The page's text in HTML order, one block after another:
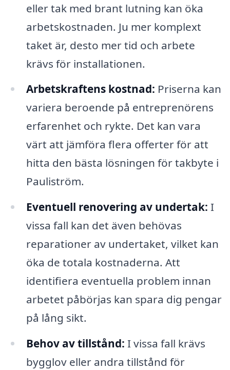
eller tak med brant lutning kan öka
arbetskostnaden. Ju mer komplext
taket är, desto mer tid och arbete
krävs för installationen.
Arbetskraftens kostnad: Priserna kan
variera beroende på entreprenörens
erfarenhet och rykte. Det kan vara
värt att jämföra flera offerter för att
hitta den bästa lösningen för takbyte i
Pauliström.
Eventuell renovering av undertak: I
vissa fall kan det även behövas
reparationer av undertaket, vilket kan
öka de totala kostnaderna. Att
identifiera eventuella problem innan
arbetet påbörjas kan spara dig pengar
på lång sikt.
Behov av tillstånd: I vissa fall krävs
bygglov eller andra tillstånd för